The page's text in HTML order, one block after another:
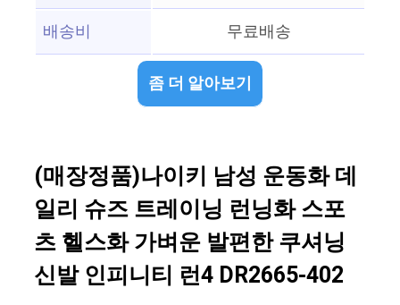
배송비
무료배송
좀 더 알아보기
(매장정품)나이키 남성 운동화 데
일리 슈즈 트레이닝 런닝화 스포
츠 헬스화 가벼운 발편한 쿠셔닝
신발 인피니티 런4 DR2665-402